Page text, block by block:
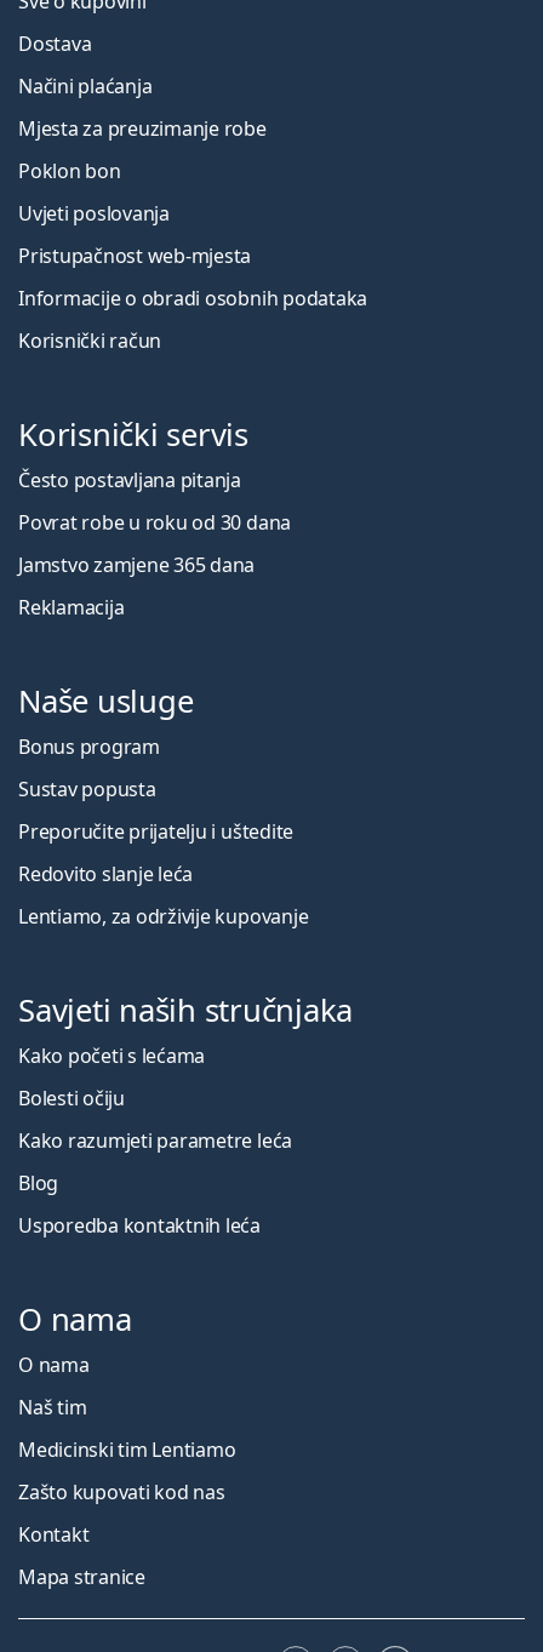
Dostava
Načini plaćanja
Mjesta za preuzimanje robe
Poklon bon
Uvjeti poslovanja
Pristupačnost web-mjesta
Informacije o obradi osobnih podataka
Korisnički račun
Korisnički servis
Često postavljana pitanja
Povrat robe u roku od 30 dana
Jamstvo zamjene 365 dana
Reklamacija
Naše usluge
Bonus program
Sustav popusta
Preporučite prijatelju i uštedite
Redovito slanje leća
Lentiamo, za održivije kupovanje
Savjeti naših stručnjaka
Kako početi s lećama
Bolesti očiju
Kako razumjeti parametre leća
Blog
Usporedba kontaktnih leća
O nama
O nama
Naš tim
Medicinski tim Lentiamo
Zašto kupovati kod nas
Kontakt
Mapa stranice